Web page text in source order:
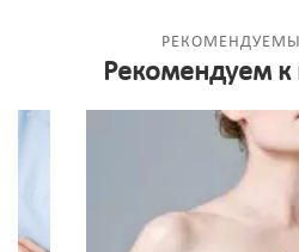
Рекомендуем